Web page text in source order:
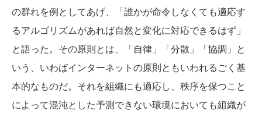
の群れを例としてあげ、「誰かが命令しなくても適応す
るアルゴリズムがあれば自然と変化に対応できるはず」
と語った。その原則とは、「自律」「分散」「協調」と
いう、いわばインターネットの原則ともいわれるごく基
本的なものだ。それを組織にも適応し、秩序を保つこと
によって混沌とした予測できない環境においても組織が